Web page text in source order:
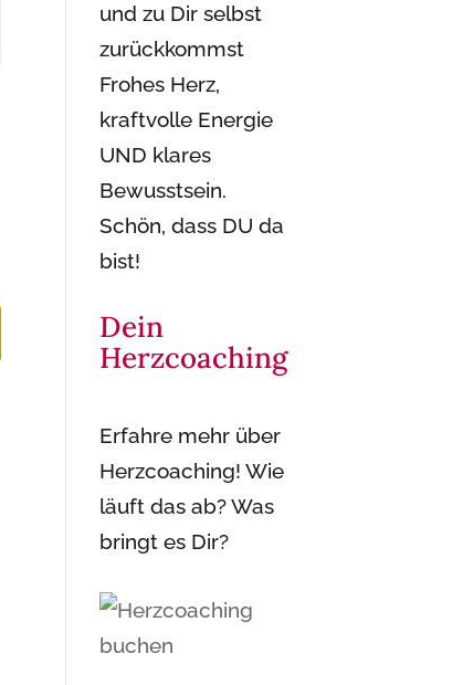
und zu Dir selbst
zurückkommst
Frohes Herz,
kraftvolle Energie
UND klares
Bewusstsein.
Schön, dass DU da
bist!
Dein
Herzcoaching
Erfahre mehr über
Herzcoaching! Wie
läuft das ab? Was
bringt es Dir?